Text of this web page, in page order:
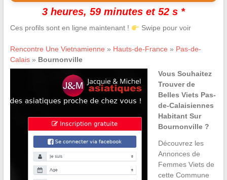
3 heures, 59 minutes et 52 s *
Ces profils sont en ligne maintenant ! Swipe pour voir
Rencontre Une Vietnamienne » Hauts-de-France » Pas-de-
Calais» Bournonville
Vous Souhaitez
Trouver de
Belles Viets Pas-
de-Calaisiennes
Habitant Sur
Bournonville ?
Découvrez les
Annonces de
Femmes Viets de
cette Commune